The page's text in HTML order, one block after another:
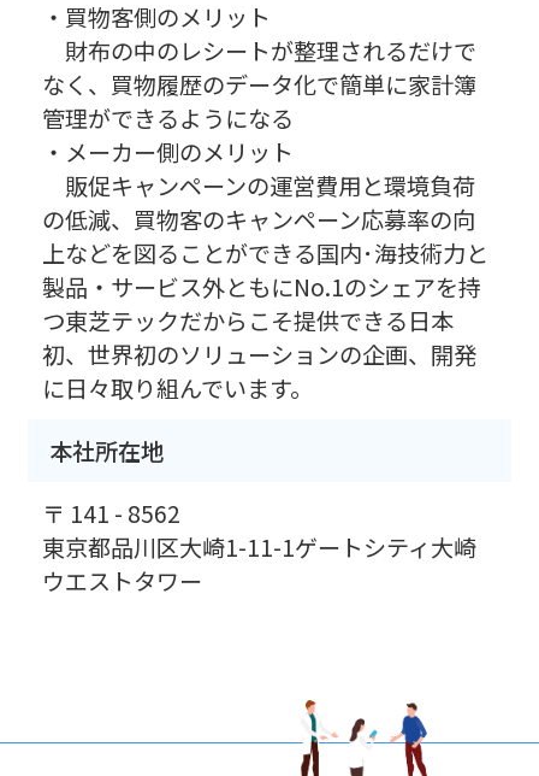
・買物客側のメリット
財布の中のレシートが整理されるだけで
なく、買物履歴のデータ化で簡単に家計簿
管理ができるようになる
・メーカー側のメリット
販促キャンペーンの運営費用と環境負荷
の低減、買物客のキャンペーン応募率の向
上などを図ることができる国内･海技術力と
製品・サービス外ともにNo.1のシェアを持
つ東芝テックだからこそ提供できる日本
初、世界初のソリューションの企画、開発
に日々取り組んでいます。
本社所在地
〒 141 - 8562
東京都品川区大崎1-11-1ゲートシティ大崎
ウエストタワー